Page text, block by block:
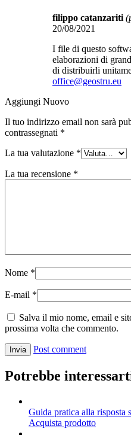
filippo catanzariti
20/08/2021
I file di questo
elaborazioni di
di distribuirli
office@geostru.eu
Aggiungi Nuovo
Il tuo indirizzo email non sarà
contrassegnati *
La tua valutazione *
La tua recensione *
Nome *
E-mail *
Salva il mio nome, email e
prossima volta che commento.
Post comment
Potrebbe
Guida pratica alla risposta
Acquista prodotto